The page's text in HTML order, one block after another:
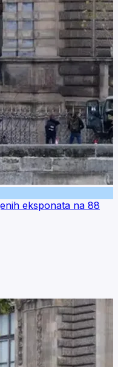
eksponata na 88